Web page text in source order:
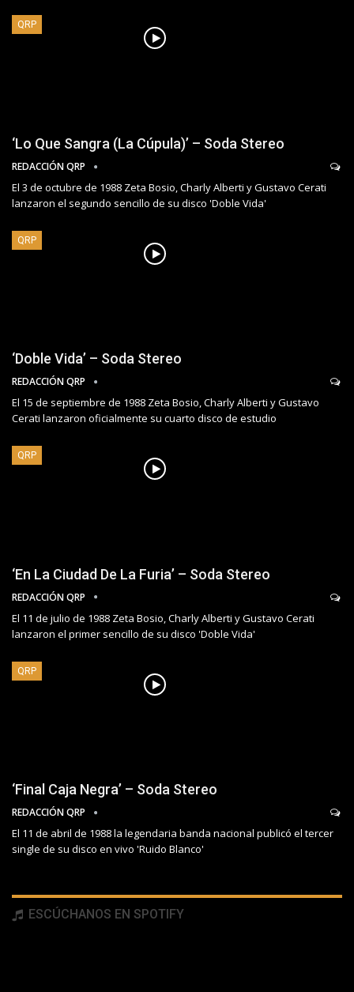
QRP
‘Lo Que Sangra (La Cúpula)’ – Soda Stereo
REDACCIÓN QRP
El 3 de octubre de 1988 Zeta Bosio, Charly Alberti y Gustavo Cerati
lanzaron el segundo sencillo de su disco 'Doble Vida'
QRP
‘Doble Vida’ – Soda Stereo
REDACCIÓN QRP
El 15 de septiembre de 1988 Zeta Bosio, Charly Alberti y Gustavo
Cerati lanzaron oficialmente su cuarto disco de estudio
QRP
‘En La Ciudad De La Furia’ – Soda Stereo
REDACCIÓN QRP
El 11 de julio de 1988 Zeta Bosio, Charly Alberti y Gustavo Cerati
lanzaron el primer sencillo de su disco 'Doble Vida'
QRP
‘Final Caja Negra’ – Soda Stereo
REDACCIÓN QRP
El 11 de abril de 1988 la legendaria banda nacional publicó el tercer
single de su disco en vivo 'Ruido Blanco'
ESCÚCHANOS EN SPOTIFY